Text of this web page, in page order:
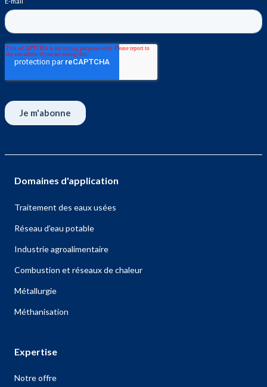
Domaines d'application
Traitement des eaux usées
Réseau d’eau potable
Industrie agroalimentaire
Combustion et réseaux de chaleur
Métallurgie
Méthanisation
Expertise
Notre offre